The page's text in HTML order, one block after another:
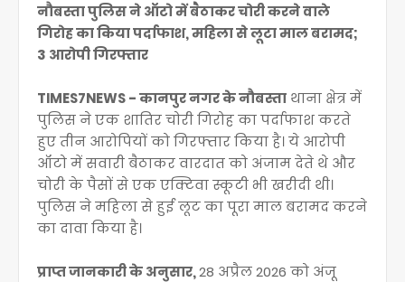
नौबस्ता पुलिस ने ऑटो में बैठाकर चोरी करने वाले
गिरोह का किया पर्दाफाश, महिला से लूटा माल बरामद;
3 आरोपी गिरफ्तार
TIMES7NEWS - कानपुर नगर के नौबस्ता थाना क्षेत्र में
पुलिस ने एक शातिर चोरी गिरोह का पर्दाफाश करते
हुए तीन आरोपियों को गिरफ्तार किया है। ये आरोपी
ऑटो में सवारी बैठाकर वारदात को अंजाम देते थे और
चोरी के पैसों से एक एक्टिवा स्कूटी भी खरीदी थी।
पुलिस ने महिला से हुई लूट का पूरा माल बरामद करने
का दावा किया है।
प्राप्त जानकारी के अनुसार,28 अप्रैल 2026 को अंजू